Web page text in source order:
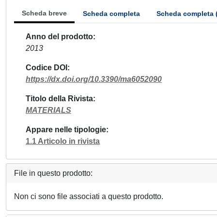
Scheda breve Scheda completa Scheda completa
Anno del prodotto
2013
Codice DOI
https://dx.doi.org/10.3390/ma6052090
Titolo della Rivista
MATERIALS
Appare nelle tipologie
1.1 Articolo in rivista
File in questo prodotto:
Non ci sono file associati a questo prodotto.